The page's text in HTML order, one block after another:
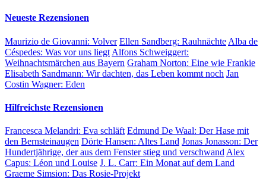
Neueste Rezensionen
Maurizio de Giovanni: Volver Ellen Sandberg: Rauhnächte Alba de
Céspedes: Was vor uns liegt Alfons Schweiggert:
Weihnachtsmärchen aus Bayern Graham Norton: Eine wie Frankie
Elisabeth Sandmann: Wir dachten, das Leben kommt noch Jan
Costin Wagner: Eden
Hilfreichste Rezensionen
Francesca Melandri: Eva schläft Edmund De Waal: Der Hase mit
den Bernsteinaugen Dörte Hansen: Altes Land Jonas Jonasson: Der
Hundertjährige, der aus dem Fenster stieg und verschwand Alex
Capus: Léon und Louise J. L. Carr: Ein Monat auf dem Land
Graeme Simsion: Das Rosie-Projekt